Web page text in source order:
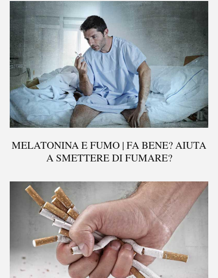
MELATONINA E FUMO | FA BENE? AIUTA
A SMETTERE DI FUMARE?